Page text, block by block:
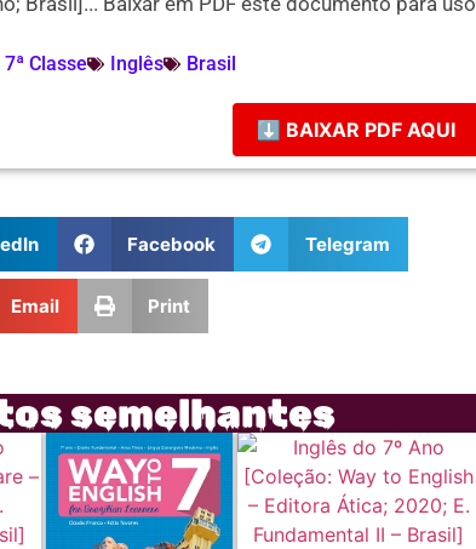
7ª Classe Inglês Brasil
⬇ BAIXAR PDF AQUI
Facebook Telegram
Email Print
semelhantes